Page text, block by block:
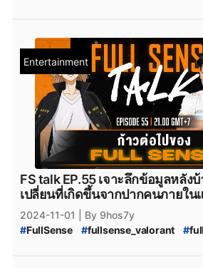
sharper_Esports_valorant #
sharper-Esports
#Sharper_Esports_ไลน์อัพ #Niffy #
MiTH_Kntz # CRIT_Esports
FullSense # fullsense_valorant #
full_sense #FULLSENSE
FS_TALK #FULL_SENSE_PTC #
VALORANT_Episode_9_act_3 #
VALORANT_Episode_9_ACT_III
#
# VALORANT_Split_3
#
#VALORANT_Challengers_Ascension
#
Entertainment
FS talk EP.55 เจาะลึกข้อมูลหลัง
เปลี่ยนที่เกิดขึ้นจากปากคนภายใน
2024-11-01
| By 9hos7y
#FullSense #fullsense_valorant #